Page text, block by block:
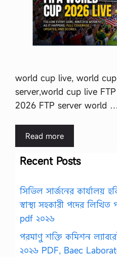
world cup live, world
server,world cup live
2026 FTP server world …
Read more
Recent Posts
সিভিল সার্জনের কার্যালয়
স্বাস্থ্য সহকারী পদের লিখিত
pdf ২০২৬
পরমাণু শক্তি কমিশন
২০২৬ PDF, Baec